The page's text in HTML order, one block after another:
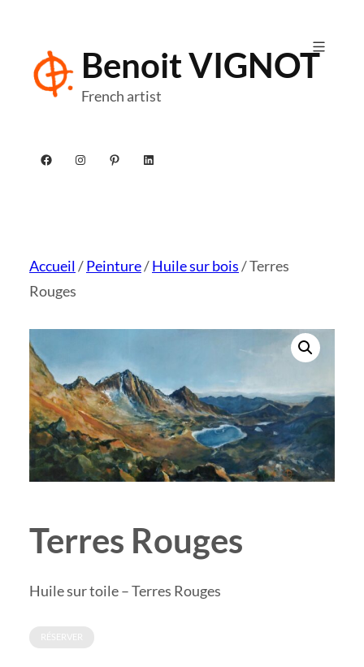
contenu
Benoit VIGNOT
French artist
Facebook
Instagram
Pinterest
LinkedIn
Accueil/Peinture/Huile sur bois/ Terres
Rouges
Terres Rouges
Huile sur toile – Terres Rouges